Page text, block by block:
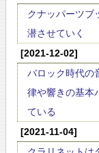
クナッパーツブ
潜させていく
[2021-12-02]
バロック時代の
律や響きの基本
ている
[2021-11-04]